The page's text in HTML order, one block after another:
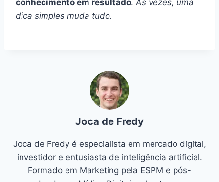
conhecimento em resultado. Às vezes, uma
dica simples muda tudo.
Joca de Fredy
Joca de Fredy é especialista em mercado digital,
investidor e entusiasta de inteligência artificial.
Formado em Marketing pela ESPM e pós-